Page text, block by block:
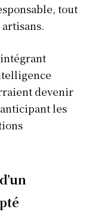
tout
devenir
les